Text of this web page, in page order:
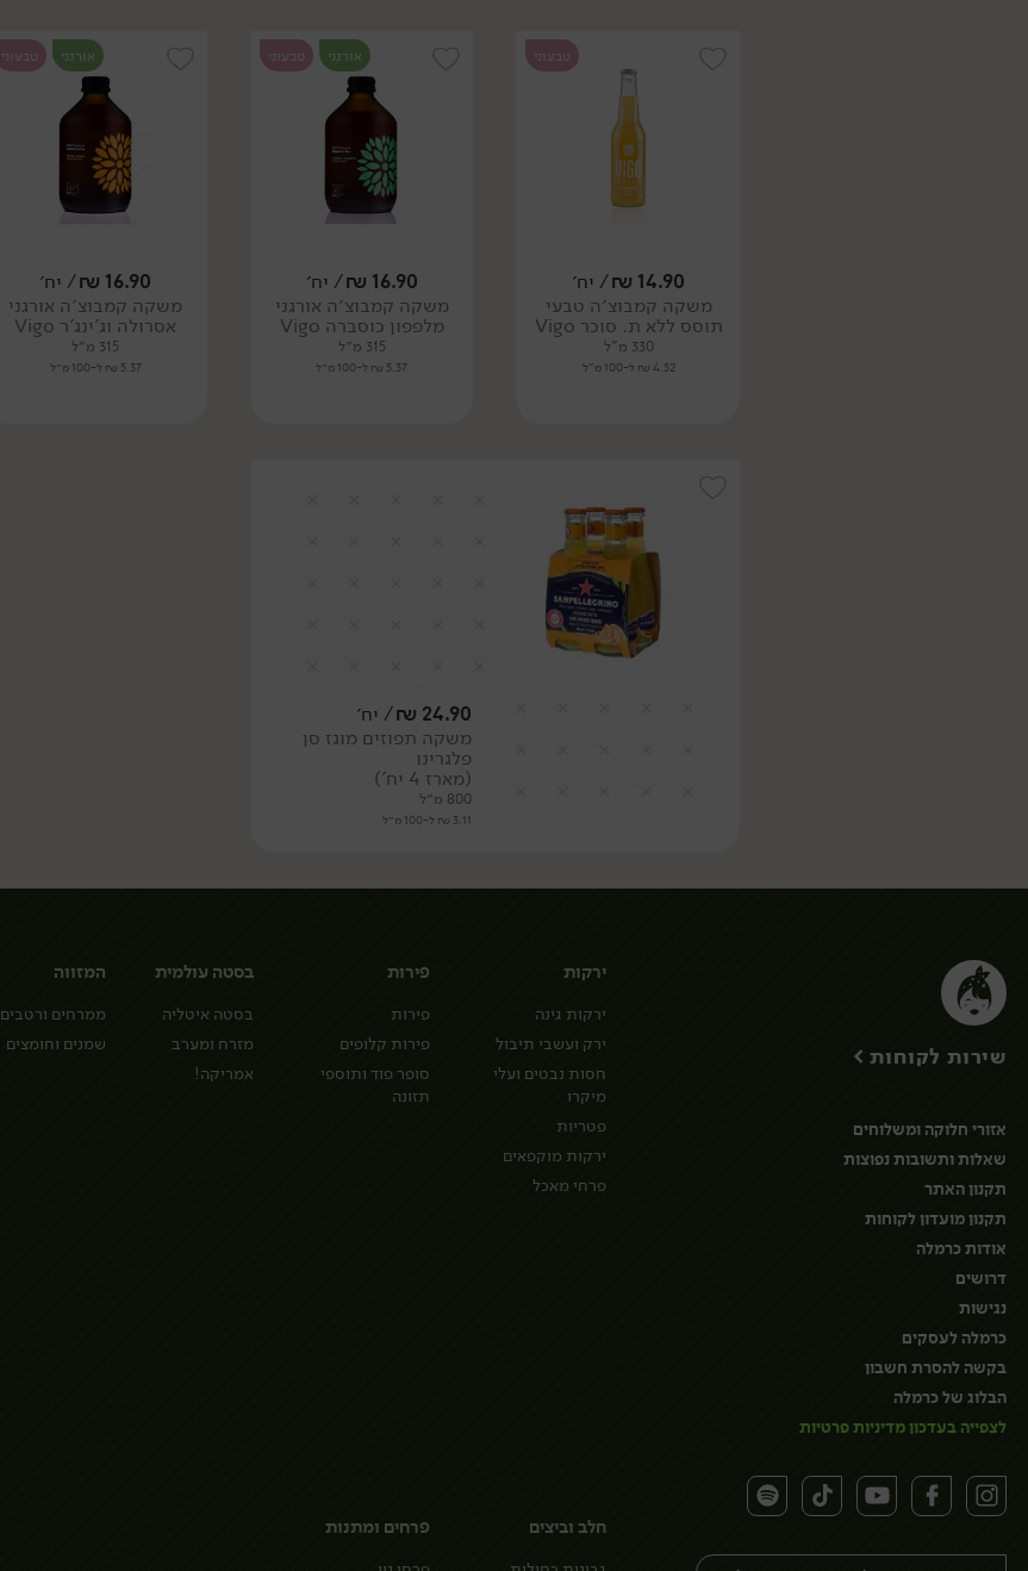
טבעוני
14.90
₪/ יח׳
משקה קמבוצ׳ה טבעי
תוסס ללא ת. סוכר Vigo
330 מ"ל
4.52 ₪ ל-100 מ"ל
אורגני טבעוני
16.90
₪/ יח׳
משקה קמבוצ׳ה אורגני
מלפפון כוסברה Vigo
315 מ״ל
5.37 ₪ ל-100 מ״ל
אורגני טבעוני
16.90
₪/ יח׳
משקה קמבוצ׳ה אורגני
אסרולה וג'ינג'ר Vigo
315 מ״ל
5.37 ₪ ל-100 מ״ל
24.90
₪/ יח׳
משקה תפוזים מוגז סן
פלגרינו
(מארז 4 יח')
800 מ״ל
3.11 ₪ ל-100 מ״ל
ירקות
ירקות גינה
ירק ועשבי תיבול
חסות נבטים ועלי
מיקרו
פטריות
ירקות מוקפאים
פרחי מאכל
פירות
פירות
פירות קלופים
סופר פוד ותוספי
תזונה
בסטה עולמית
בסטה איטליה
מזרח ומערב
אמריקה!
המזווה
ממרחים ורטבים
שמנים וחומצים
חלב וביצים פרחים ומתנות
שירות לקוחות >
אזורי חלוקה ומשלוחים
שאלות ותשובות נפוצות
תקנון האתר
תקנון מועדון לקוחות
אודות כרמלה
דרושים
נגישות
כרמלה לעסקים
בקשה להסרת חשבון
הבלוג של כרמלה
לצפייה בעדכון מדיניות פרטיות